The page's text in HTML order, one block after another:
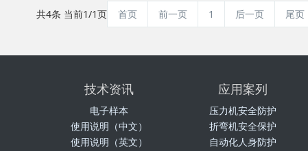
共4条 当前1/1页 首页 前一页 1 后一页 尾页
技术资讯
电子样本
使用说明（中文）
使用说明（英文）
应用案列
压力机安全防护
折弯机安全保护
自动化人身防护